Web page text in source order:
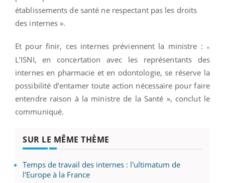
établissements de santé ne respectant pas les droits
des internes ».
Et pour finir, ces internes préviennent la ministre : «
L’ISNI, en concertation avec les représentants des
internes en pharmacie et en odontologie, se réserve la
possibilité d’entamer toute action nécessaire pour faire
entendre raison à la ministre de la Santé », conclut le
communiqué.
SUR LE MÊME THÈME
Temps de travail des internes : l'ultimatum de
l'Europe à la France